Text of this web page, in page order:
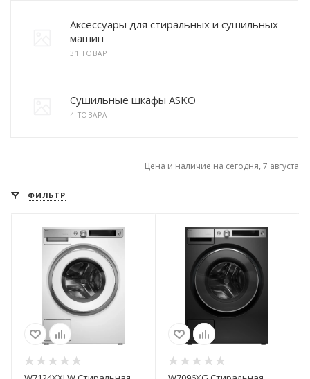
Аксессуары для стиральных и сушильных
машин
31 ТОВАР
Сушильные шкафы ASKO
4 ТОВАРА
Цена и наличие на сегодня, 7 августа
ФИЛЬТР